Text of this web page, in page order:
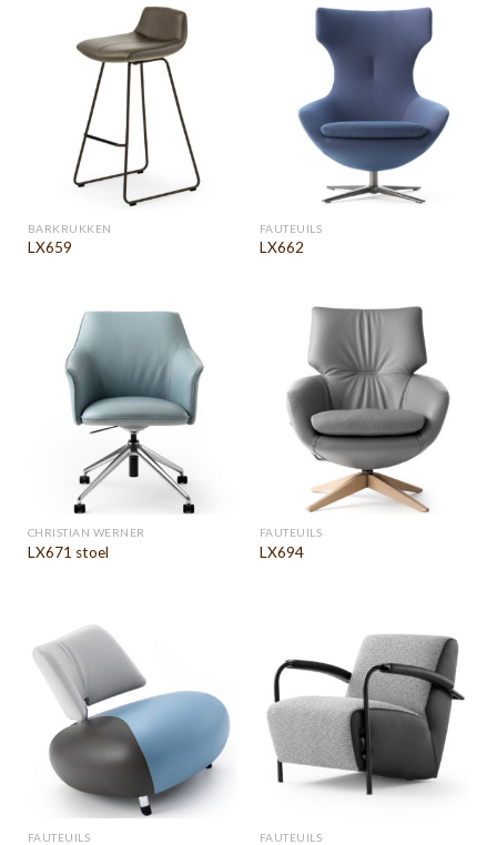
BARKRUKKEN
LX659
FAUTEUILS
LX662
CHRISTIAN WERNER
LX671 stoel
FAUTEUILS
LX694
FAUTEUILS FAUTEUILS